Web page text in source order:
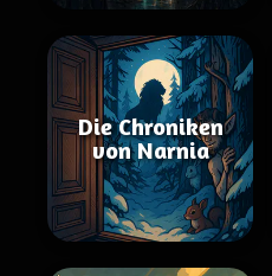
Die Chroniken
von Narnia